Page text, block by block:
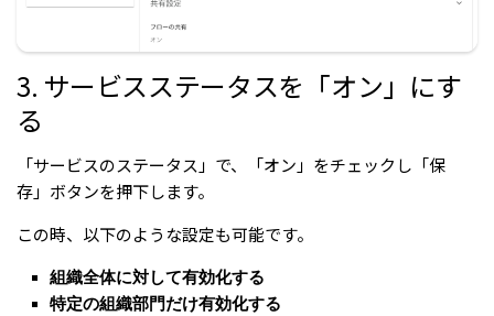
3. サービスステータスを「オン」にす
る
「サービスのステータス」で、「オン」をチェックし「保
存」ボタンを押下します。
この時、以下のような設定も可能です。
組織全体に対して有効化する
特定の組織部門だけ有効化する